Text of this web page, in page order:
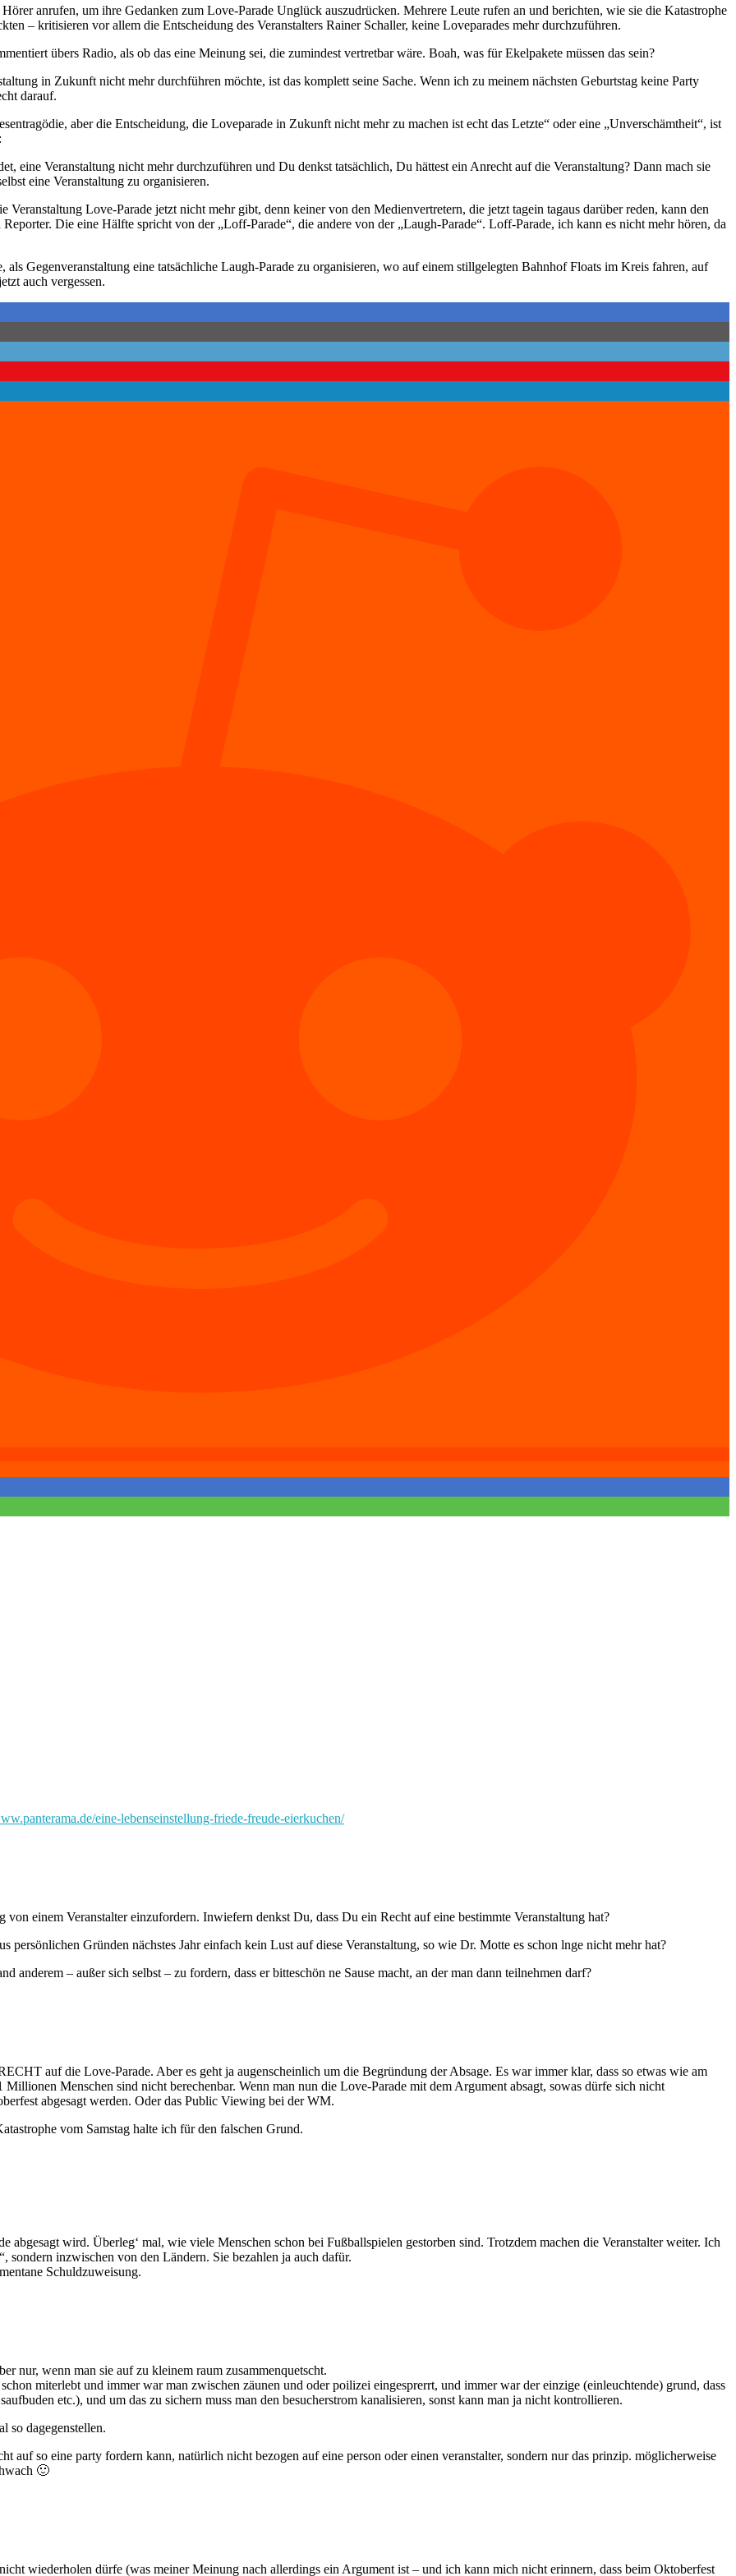
anrufen, um ihre Gedanken zum Love-Parade Unglück auszudrücken. Mehrere Leute rufen an und berichten, wie sie die Katastrophe
– kritisieren vor allem die Entscheidung des Veranstalters Rainer Schaller, keine Loveparades mehr durchzuführen.
übers Radio, als ob das eine Meinung sei, die zumindest vertretbar wäre. Boah, was für Ekelpakete müssen das sein?
in Zukunft nicht mehr durchführen möchte, ist das komplett seine Sache. Wenn ich zu meinem nächsten Geburtstag keine Party
darauf.
aber die Entscheidung, die Loveparade in Zukunft nicht mehr zu machen ist echt das Letzte“ oder eine „Unverschämtheit“, ist
eine Veranstaltung nicht mehr durchzuführen und Du denkst tatsächlich, Du hättest ein Anrecht auf die Veranstaltung? Dann mach sie
eine Veranstaltung zu organisieren.
Love-Parade jetzt nicht mehr gibt, denn keiner von den Medienvertretern, die jetzt tagein tagaus darüber reden, kann den
Die eine Hälfte spricht von der „Loff-Parade“, die andere von der „Laugh-Parade“. Loff-Parade, ich kann es nicht mehr hören, da
als Gegenveranstaltung eine tatsächliche Laugh-Parade zu organisieren, wo auf einem stillgelegten Bahnhof Floats im Kreis fahren, auf
auch vergessen.
eine-lebenseinstellung-friede-freude-eierkuchen/
von einem Veranstalter einzufordern. Inwiefern denkst Du, dass Du ein Recht auf eine bestimmte Veranstaltung hat?
persönlichen Gründen nächstes Jahr einfach kein Lust auf diese Veranstaltung, so wie Dr. Motte es schon lnge nicht mehr hat?
anderem – außer sich selbst – zu fordern, dass er bitteschön ne Sause macht, an der man dann teilnehmen darf?
auf die Love-Parade. Aber es geht ja augenscheinlich um die Begründung der Absage. Es war immer klar, dass so etwas wie am
Menschen sind nicht berechenbar. Wenn man nun die Love-Parade mit dem Argument absagt, sowas dürfe sich nicht
abgesagt werden. Oder das Public Viewing bei der WM.
vom Samstag halte ich für den falschen Grund.
abgesagt wird. Überleg‘ mal, wie viele Menschen schon bei Fußballspielen gestorben sind. Trotzdem machen die Veranstalter weiter. Ich
inzwischen von den Ländern. Sie bezahlen ja auch dafür.
Schuldzuweisung.
nur, wenn man sie auf zu kleinem raum zusammenquetscht.
miterlebt und immer war man zwischen zäunen und oder poilizei eingesprerrt, und immer war der einzige (einleuchtende) grund, dass
etc.), und um das zu sichern muss man den besucherstrom kanalisieren, sonst kann man ja nicht kontrollieren.
so dagegenstellen.
auf so eine party fordern kann, natürlich nicht bezogen auf eine person oder einen veranstalter, sondern nur das prinzip. möglicherweise
🙂
wiederholen dürfe (was meiner Meinung nach allerdings ein Argument ist – und ich kann mich nicht erinnern, dass beim Oktoberfest